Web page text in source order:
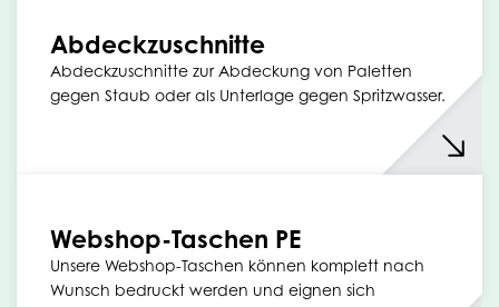
Abdeckzuschnitte
Abdeckzuschnitte zur Abdeckung von Paletten
gegen Staub oder als Unterlage gegen Spritzwasser.
Webshop-Taschen PE
Unsere Webshop-Taschen können komplett nach
Wunsch bedruckt werden und eignen sich